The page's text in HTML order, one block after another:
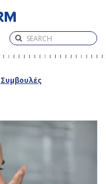
Συμβουλές